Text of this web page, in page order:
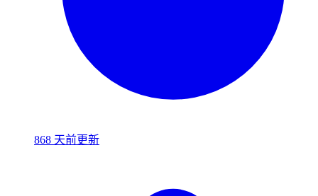
868 天前更新